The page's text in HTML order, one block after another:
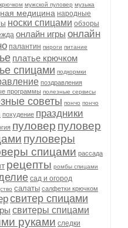
мужской пуловер музыка
медицина народные
носки спицами обзоры
онлайн игры онлайн
палантин пироги питание
платье крючком
спицами подкормки
поздравления
программы полезные сервисы
советы пончо пончо
похудение праздники
пуловер пуловер
пуловеры
спицами рассада
рецепты ромбы спицами
сад и огород
салаты салфетки крючком
свитер спицами
свитеры спицами
руками следки